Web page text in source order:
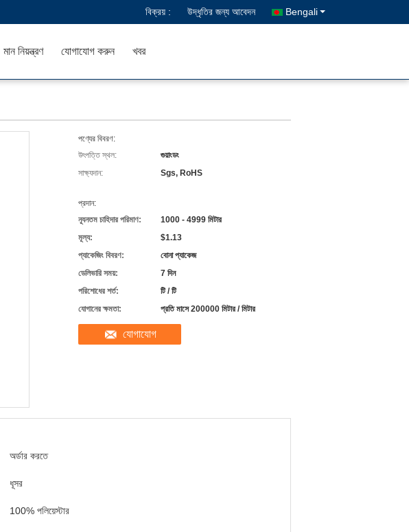
বিক্রয় : উদ্ধৃতির জন্য আবেদন Bengali
মান নিয়ন্ত্রণ যোগাযোগ করুন খবর
পণ্যের বিবরণ:
উৎপত্তি স্থল:
গুয়াংডং
সাক্ষ্যদান:
Sgs, RoHS
প্রদান:
ন্যূনতম চাহিদার পরিমাণ:
1000 - 4999 মিটার
মূল্য:
$1.13
প্যাকেজিং বিবরণ:
বোনা প্যাকেজ
ডেলিভারি সময়:
7 দিন
পরিশোধের শর্ত:
টি / টি
যোগানের ক্ষমতা:
প্রতি মাসে 200000 মিটার / মিটার
যোগাযোগ
অর্ডার করতে
ধূসর
100% পলিয়েস্টার